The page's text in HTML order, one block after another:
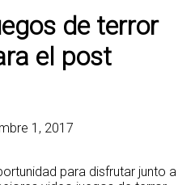
de terror
el post
1, 2017
para disfrutar junto a